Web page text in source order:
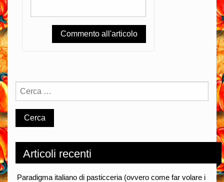
Articoli recenti
Paradigma italiano di pasticceria (ovvero come far volare i